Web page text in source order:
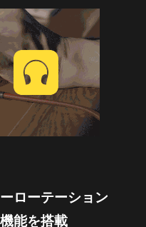
ローテーション
能を搭載